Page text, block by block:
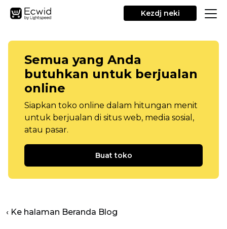
Kezdj neki
Semua yang Anda
butuhkan untuk berjualan
online
Siapkan toko online dalam hitungan menit
untuk berjualan di situs web, media sosial,
atau pasar.
Buat toko
‹ Ke halaman Beranda Blog